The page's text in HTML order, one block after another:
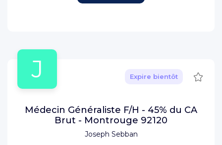
J
Joseph Sebban
Expire bientôt
Médecin Généraliste F/H - 45% du CA
Brut - Montrouge 92120